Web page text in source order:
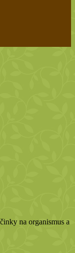
na organismus a